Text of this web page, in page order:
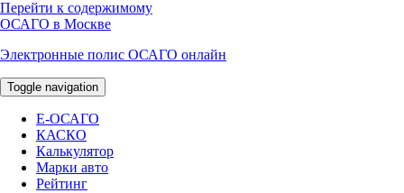
Перейти к содержимому
ОСАГО в Москве
Электронные полис ОСАГО онлайн
Toggle navigation
E-ОСАГО
КАСКО
Калькулятор
Марки авто
Рейтинг